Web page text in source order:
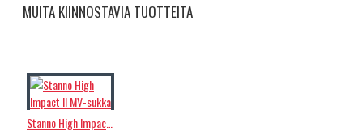
MUITA KIINNOSTAVIA TUOTTEITA